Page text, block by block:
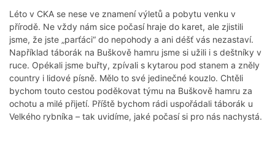
Léto v CKA se nese ve znamení výletů a pobytu venku v
přírodě. Ne vždy nám sice počasí hraje do karet, ale zjistili
jsme, že jste „parťáci“ do nepohody a ani déšť vás nezastaví.
Například táborák na Buškově hamru jsme si užili i s deštníky v
ruce. Opékali jsme buřty, zpívali s kytarou pod stanem a zněly
country i lidové písně. Mělo to své jedinečné kouzlo. Chtěli
bychom touto cestou poděkovat týmu na Buškově hamru za
ochotu a milé přijetí. Příště bychom rádi uspořádali táborák u
Velkého rybníka – tak uvidíme, jaké počasí si pro nás nachystá.